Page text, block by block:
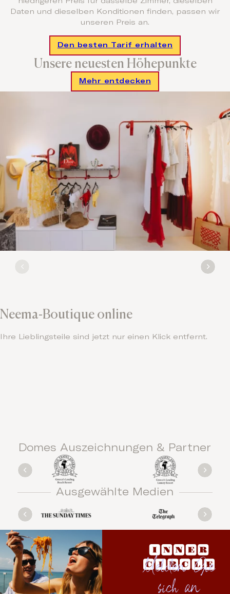
Daten und dieselben Konditionen finden, passen wir
unseren Preis an.
Den besten Tarif erhalten
Unsere neuesten Höhepunkte
Mehr entdecken
Neema-Boutique online
Ihre Lieblingsteile sind jetzt nur einen Klick entfernt.
Domes Auszeichnungen & Partner
Ausgewählte Medien
Melden Sie
sich an